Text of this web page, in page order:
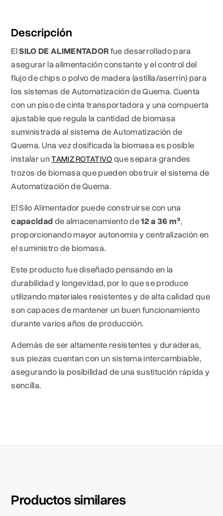
Descripción
ElSILO DE ALIMENTADORfue desarrollado para
asegurar la alimentación constante y el control del
flujo de chips o polvo de madera (astilla/aserrín) para
los sistemas de Automatización de Quema. Cuenta
con un piso de cinta transportadora y una compuerta
ajustable que regula la cantidad de biomasa
suministrada al sistema de Automatización de
Quema. Una vez dosificada la biomasa es posible
instalar unTAMIZ ROTATIVOque separa grandes
trozos de biomasa que pueden obstruir el sistema de
Automatización de Quema.
El Silo Alimentador puede construirse con una
capacidadde almacenamiento de12 a 36 m³,
proporcionando mayor autonomía y centralización en
el suministro de biomasa.
Este producto fue diseñado pensando en la
durabilidad y longevidad, por lo que se produce
utilizando materiales resistentes y de alta calidad que
son capaces de mantener un buen funcionamiento
durante varios años de producción.
Además de ser altamente resistentes y duraderas,
sus piezas cuentan con un sistema intercambiable,
asegurando la posibilidad de una sustitución rápida y
sencilla.
Productos similares